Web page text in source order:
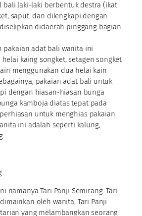
bali laki-laki berbentuk destra (ikat
saput, dan dilengkapi dengan
didaerah pinggang bagian
pakaian adat bali wanita ini
kaing songket, setagen songket
menggunakan dua helai kain
pakaian adat bali untuk
dengan hiasan-hiasan bunga
kamboja diatas tepat pada
untuk menghias pakaian
ini adalah seperti kalung,
namanya Tari Panji Semirang. Tari
oleh wanita, Tari Panji
yang melambangkan seorang